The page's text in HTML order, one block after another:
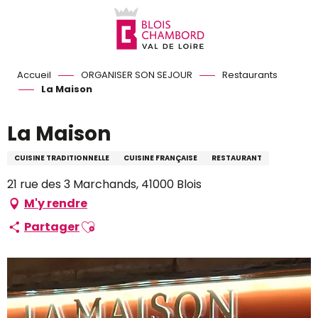
Accueil ORGANISER SON SEJOUR
Restaurants
La Maison
La Maison
CUISINE TRADITIONNELLE CUISINE FRANÇAISE RESTAURANT
21 rue des 3 Marchands, 41000 Blois
M'y rendre
PartagerAjouter aux favoris